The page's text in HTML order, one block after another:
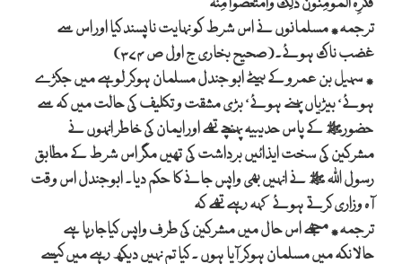
ترجمہ٭ مسلمانوں نے اس شرط کو نہایت ناپسند کیا اور اس سے
غضب ناک ہوئے۔(صحیح بخاری ج اول ص ۳۷۴)
٭ سہیل بن عمرو کے بیٹے ابو جندل مسلمان ہوکر لوہے میں جکڑے
ہوئے‘ بیڑیاں پہنے ہوئے‘ بڑی مشقت و تکلیف کی حالت میں کہ سے
حضورﷺ کے پاس حدیبیہ پہنچے تھے اور ایمان کی خاطر انہوں نے
مشرکین کی سخت ایذائیں برداشت کی تھیں مگر اس شرط کے مطابق
رسول اللہ ﷺ نے انہیں بھی واپس جانے کا حکم دیا۔ ابوجندل اس وقت
آہ وزاری کرتے ہوئے کہہ رہے تھے کہ
ترجمہ٭ مجھے اس حال میں مشرکین کی طرف واپس کیاجارہا ہے
حالانکہ میں مسلمان ہوکر آیا ہوں ۔ کیا تم نہیں دیکھ رہے میں کیسے